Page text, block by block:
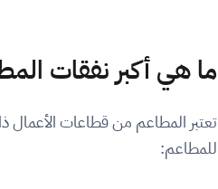
ما هي أكبر نفقات
تعتبر المطاعم من قطاعات الأعمال
للمطاعم: